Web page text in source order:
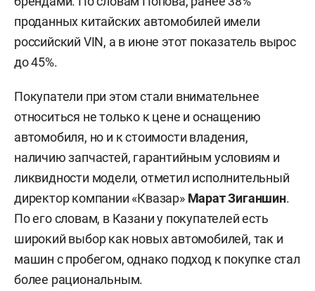
проданных китайских автомобилей имели
российский VIN, а в июне этот показатель вырос
до 45%.
Покупатели при этом стали внимательнее
относиться не только к цене и оснащению
автомобиля, но и к стоимости владения,
наличию запчастей, гарантийным условиям и
ликвидности модели, отметил исполнительный
директор компании «Квазар» Марат Зиганшин.
По его словам, в Казани у покупателей есть
широкий выбор как новых автомобилей, так и
машин с пробегом, однако подход к покупке стал
более рациональным.